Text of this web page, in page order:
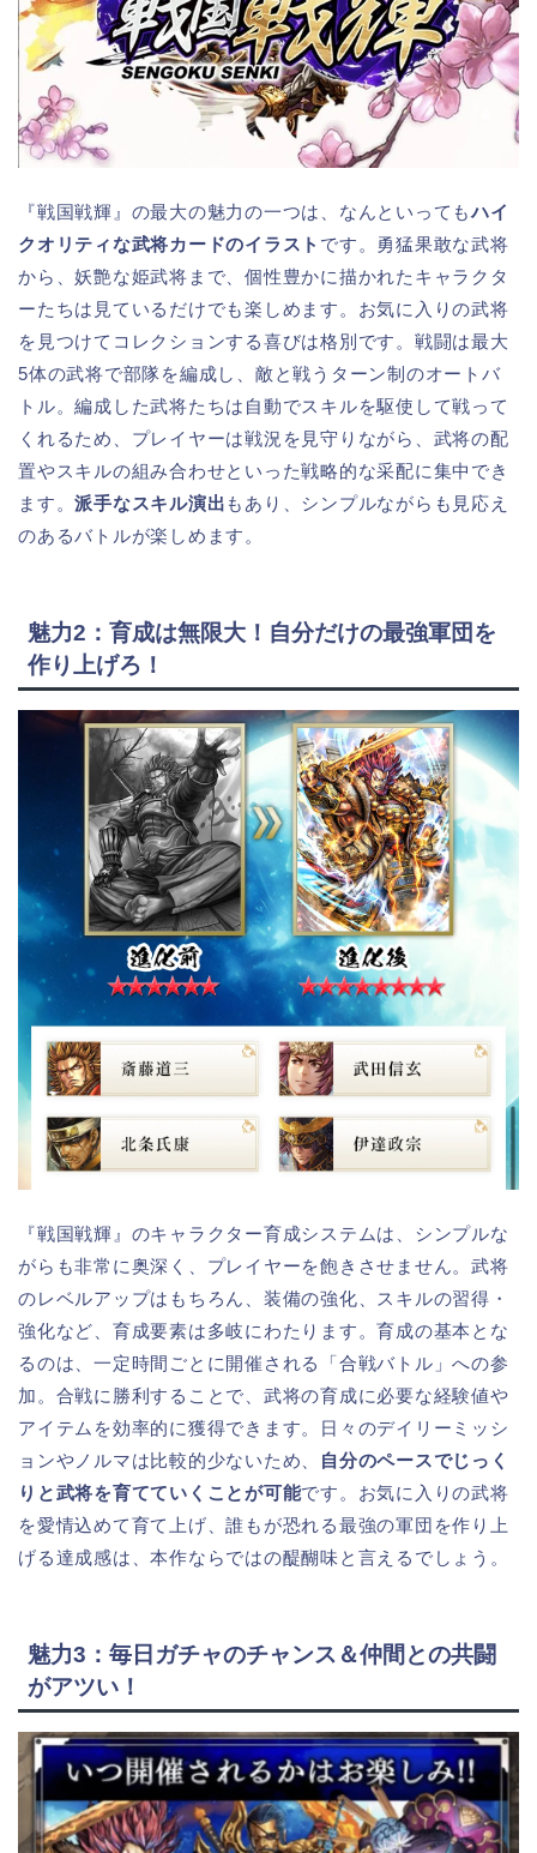
『戦国戦輝』の最大の魅力の一つは、なんといってもハイ
クオリティな武将カードのイラスト です。勇猛果敢な武将
から、妖艶な姫武将まで、個性豊かに描かれたキャラクタ
ーたちは見ているだけでも楽しめます。お気に入りの武将
を見つけてコレクションする喜びは格別です。戦闘は最大
5体の武将で部隊を編成し、敵と戦うターン制のオートバ
トル。編成した武将たちは自動でスキルを駆使して戦って
くれるため、プレイヤーは戦況を見守りながら、武将の配
置やスキルの組み合わせといった戦略的な采配に集中でき
ます。派手なスキル演出 もあり、シンプルながらも見応え
のあるバトルが楽しめます。
魅力2：育成は無限大！自分だけの最強軍団を
作り上げろ！
『戦国戦輝』のキャラクター育成システムは、シンプルな
がらも非常に奥深く、プレイヤーを飽きさせません。武将
のレベルアップはもちろん、装備の強化、スキルの習得・
強化など、育成要素は多岐にわたります。育成の基本とな
るのは、一定時間ごとに開催される「合戦バトル」への参
加。合戦に勝利することで、武将の育成に必要な経験値や
アイテムを効率的に獲得できます。日々のデイリーミッシ
ョンやノルマは比較的少ないため、
自分のペースでじっく
りと武将を育てていくことが可能です。お気に入りの武将
を愛情込めて育て上げ、誰もが恐れる最強の軍団を作り上
げる達成感は、本作ならではの醍醐味と言えるでしょう。
魅力3：毎日ガチャのチャンス＆仲間との共闘
がアツい！